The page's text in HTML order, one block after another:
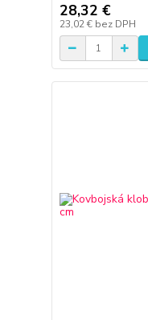
28,32 €
23,02 € bez DPH